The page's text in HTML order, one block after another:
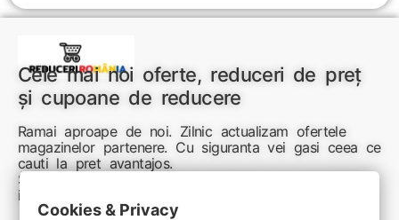
Cele mai noi oferte, reduceri de preț
și cupoane de reducere
Ramai aproape de noi. Zilnic actualizam ofertele
magazinelor partenere. Cu siguranta vei gasi ceea ce
cauti la pret avantajos.
Sunteti aici pentru reduceri inteligente si cumpărături
inspirate
Cookies & Privacy